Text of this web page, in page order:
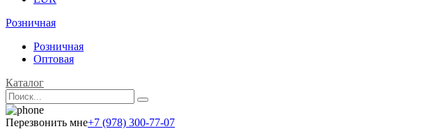
Розничная
Розничная
Оптовая
Каталог
Перезвонить мне+7 (978) 300-77-07